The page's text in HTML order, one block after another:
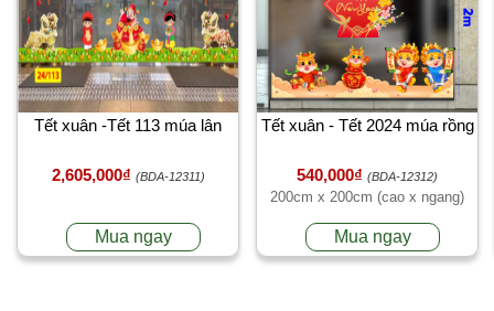
Tết xuân -Tết 113 múa lân
2,605,000₫ (BDA-12311)
Mua ngay
Tết xuân - Tết 2024 múa rồng
540,000₫ (BDA-12312)
200cm x 200cm (cao x ngang)
Mua ngay